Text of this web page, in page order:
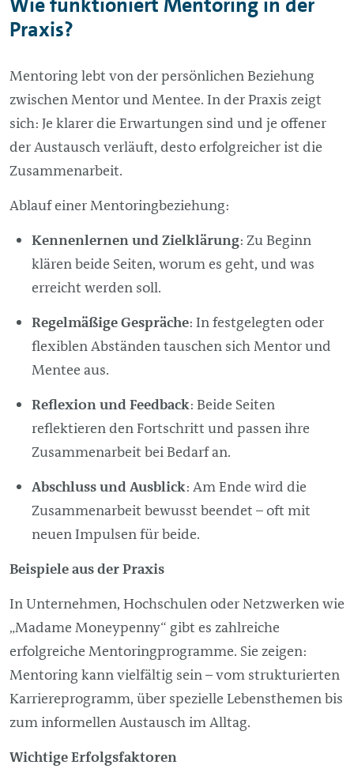
Praxis?
Mentoring lebt von der persönlichen Beziehung
zwischen Mentor und Mentee. In der Praxis zeigt
sich: Je klarer die Erwartungen sind und je offener
der Austausch verläuft, desto erfolgreicher ist die
Zusammenarbeit.
Ablauf einer Mentoringbeziehung:
Kennenlernen und Zielklärung: Zu Beginn
klären beide Seiten, worum es geht, und was
erreicht werden soll.
Regelmäßige Gespräche: In festgelegten oder
flexiblen Abständen tauschen sich Mentor und
Mentee aus.
Reflexion und Feedback: Beide Seiten
reflektieren den Fortschritt und passen ihre
Zusammenarbeit bei Bedarf an.
Abschluss und Ausblick: Am Ende wird die
Zusammenarbeit bewusst beendet – oft mit
neuen Impulsen für beide.
Beispiele aus der Praxis
In Unternehmen, Hochschulen oder Netzwerken wie
„Madame Moneypenny“ gibt es zahlreiche
erfolgreiche Mentoringprogramme. Sie zeigen:
Mentoring kann vielfältig sein – vom strukturierten
Karriereprogramm, über spezielle Lebensthemen bis
zum informellen Austausch im Alltag.
Wichtige Erfolgsfaktoren